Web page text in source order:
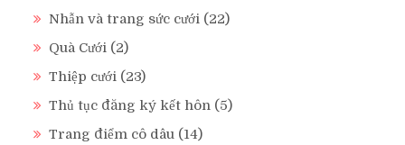
Nhẫn và trang sức cưới (22)
Quà Cưới (2)
Thiệp cưới (23)
Thủ tục đăng ký kết hôn (5)
Trang điểm cô dâu (14)